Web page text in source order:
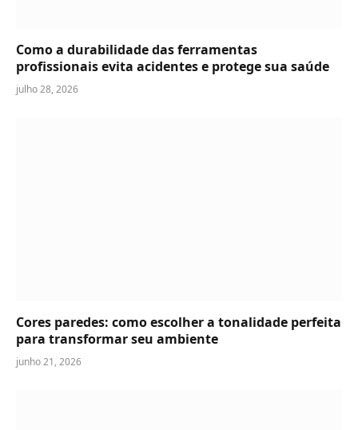
Como a durabilidade das ferramentas
profissionais evita acidentes e protege sua saúde
julho 28, 2026
Cores paredes: como escolher a tonalidade perfeita
para transformar seu ambiente
junho 21, 2026